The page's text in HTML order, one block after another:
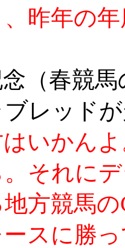
昨年の
（春競
ブレッド
いかん
それに
方競馬
スに勝